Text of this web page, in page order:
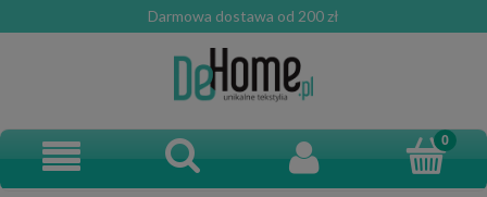
Darmowa dostawa od 200 zł